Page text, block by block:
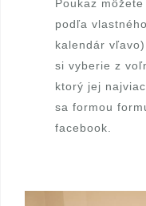
Poukaz
podľa
kalendár
si vyberie z
ktorý jej
sa formou
facebook.